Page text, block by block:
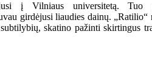
į Vilniaus universitetą.
girdėjusi liaudies dainų.
skatino pažinti skirtingus